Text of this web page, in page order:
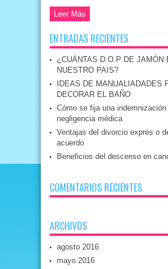
Leer Más
ENTRADAS RECIENTES
¿CUÁNTAS D.O.P DE JAMÓN
NUESTRO PAIS?
IDEAS DE MANUALIADADES
DECORAR EL BAÑO
Cómo se fija una
negligencia médica
Ventajas del divorcio exprés o
acuerdo
Beneficios del descenso en
COMENTARIOS RECIENTES
ARCHIVOS
agosto 2016
mayo 2016